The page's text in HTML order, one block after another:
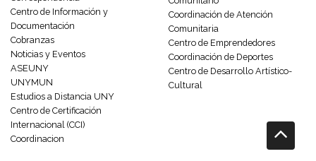
Centro de Información y
Documentación
Cobranzas
Noticias y Eventos
ASEUNY
UNYMUN
Estudios a Distancia UNY
Centro de Certificación
Internacional (CCI)
Coordinacion
Coordinación de Atención
Comunitaria
Centro de Emprendedores
Coordinación de Deportes
Centro de Desarrollo Artístico-
Cultural